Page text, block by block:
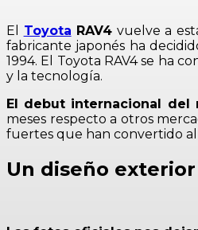
El Toyota RAV4 vuelve a
fabricante japonés ha
1994. El Toyota RAV4 se ha
y la tecnología.
El debut internacional del
meses respecto a otros
fuertes que han convertido al
Un diseño